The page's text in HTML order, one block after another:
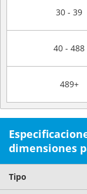
30 - 39
40 - 488
489+
dimensiones
Tipo